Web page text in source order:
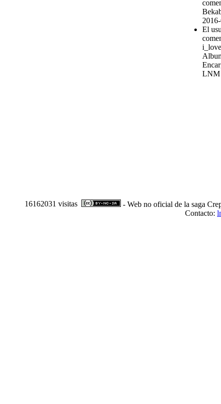
El
LNM
16162031 visitas
- Web no oficial de la saga
Contacto: